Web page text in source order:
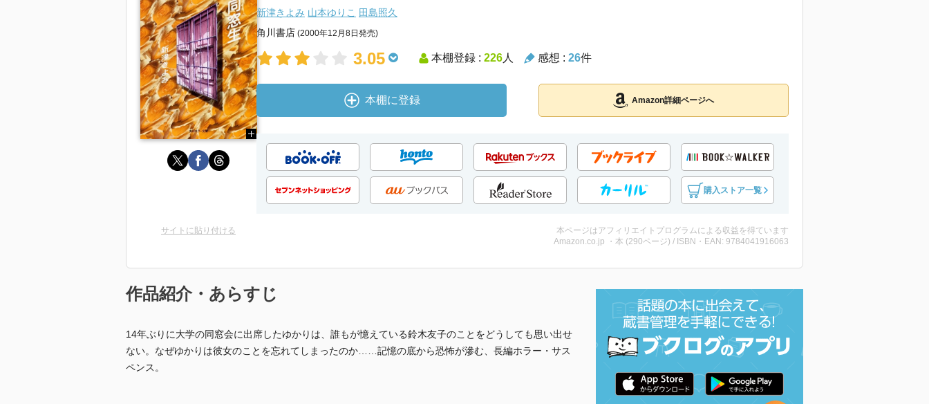
新津きよみ 山本ゆりこ
田島照久
角川書店 (2000年12月8日発売)
3.05 本棚登録 : 226人 感想 : 26件
本棚に登録 Amazon詳細ページへ
購入ストア一覧
サイトに貼り付ける
本ページはアフィリエイトプログラムによる収益を得ています
Amazon.co.jp ・本 (290ページ) / ISBN・EAN: 9784041916063
作品紹介・あらすじ
14年ぶりに大学の同窓会に出席したゆかりは、誰もが憶えている鈴木友子のことをどうしても思い出せ
ない。なぜゆかりは彼女のことを忘れてしまったのか……記憶の底から恐怖が滲む、長編ホラー・サス
ペンス。